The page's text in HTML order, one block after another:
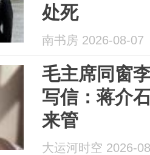
处死
南书房 2026-08-07
毛主席同窗
写信：蒋介
来管
大运河时空 2026-